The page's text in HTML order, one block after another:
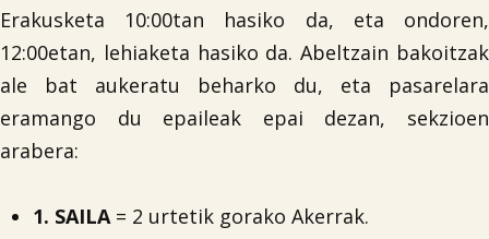
Erakusketa 10:00tan hasiko da, eta ondoren,
12:00etan, lehiaketa hasiko da. Abeltzain bakoitzak
ale bat aukeratu beharko du, eta pasarelara
eramango du epaileak epai dezan, sekzioen
arabera:
1. SAILA= 2 urtetik gorako Akerrak.